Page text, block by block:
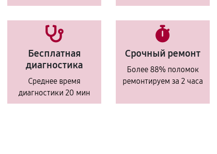
Бесплатная
диагностика
Среднее время
диагностики 20 мин
Срочный ремонт
Более 88% поломок
ремонтируем за 2 часа